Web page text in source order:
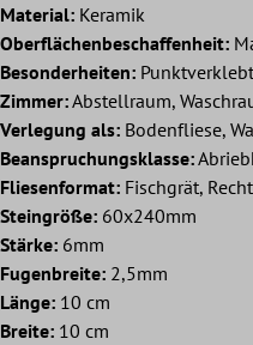
Material: Keramik
Oberflächenbeschaffenheit:
Besonderheiten:
Zimmer:Abstellraum,
Verlegung als: Bodenfliese,
Beanspruchungsklasse:
Fliesenformat: Fischgrät,
Steingröße: 60x240mm
Stärke: 6mm
Fugenbreite: 2,5mm
Länge: 10 cm
Breite: 10 cm